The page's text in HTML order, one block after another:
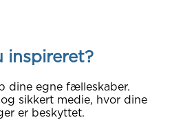
inspireret?
dine egne fælleskaber.
sikkert medie, hvor dine
er beskyttet.